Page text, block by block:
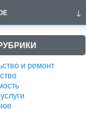
и ремонт